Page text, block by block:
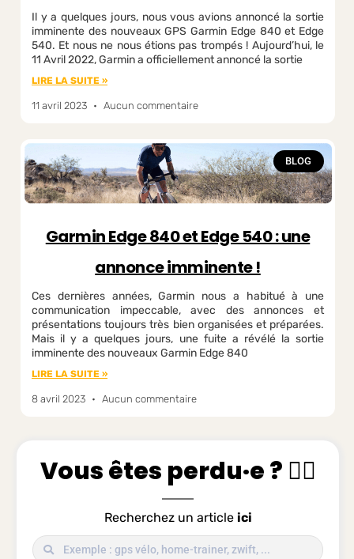
Il y a quelques jours, nous vous avions annoncé la sortie
imminente des nouveaux GPS Garmin Edge 840 et Edge
540. Et nous ne nous étions pas trompés ! Aujourd’hui, le
11 Avril 2022, Garmin a officiellement annoncé la sortie
LIRE LA SUITE »
11 avril 2023 Aucun commentaire
BLOG
Garmin Edge 840 et Edge 540 : une
annonce imminente !
Ces dernières années, Garmin nous a habitué à une
communication impeccable, avec des annonces et
présentations toujours très bien organisées et préparées.
Mais il y a quelques jours, une fuite a révélé la sortie
imminente des nouveaux Garmin Edge 840
LIRE LA SUITE »
8 avril 2023 Aucun commentaire
Vous êtes perdu·e ? 😵‍💫
Recherchez un article ici